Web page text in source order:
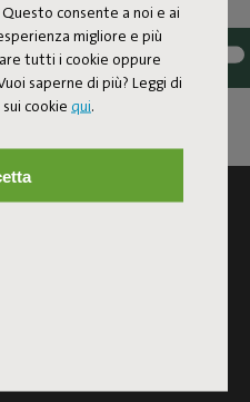
consente a noi e ai
migliore e più
tutti i cookie oppure
saperne di più? Leggi di
cookie qui.